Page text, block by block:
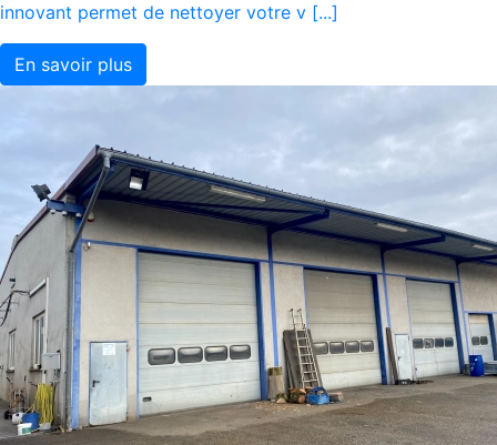
innovant permet de nettoyer votre v [...]
En savoir plus